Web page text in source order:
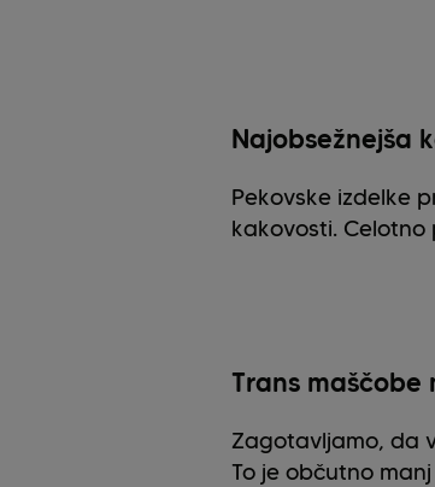
Najobsežnejša
Pekovske izdelke
kakovosti.
Trans maščobe
Zagotavljamo, da
To je občutno